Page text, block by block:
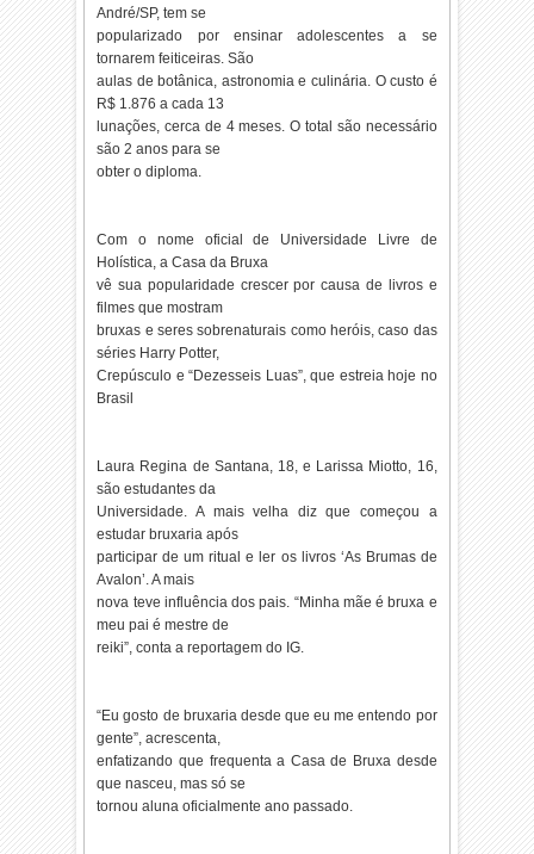
André/SP, tem se
popularizado por ensinar adolescentes a se
tornarem feiticeiras. São
aulas de botânica, astronomia e culinária. O custo é
R$ 1.876 a cada 13
lunações, cerca de 4 meses. O total são necessário
são 2 anos para se
obter o diploma.
Com o nome oficial de Universidade Livre de
Holística, a Casa da Bruxa
vê sua popularidade crescer por causa de livros e
filmes que mostram
bruxas e seres sobrenaturais como heróis, caso das
séries Harry Potter,
Crepúsculo e “Dezesseis Luas”, que estreia hoje no
Brasil
Laura Regina de Santana, 18, e Larissa Miotto, 16,
são estudantes da
Universidade. A mais velha diz que começou a
estudar bruxaria após
participar de um ritual e ler os livros ‘As Brumas de
Avalon’. A mais
nova teve influência dos pais. “Minha mãe é bruxa e
meu pai é mestre de
reiki”, conta a reportagem do IG.
“Eu gosto de bruxaria desde que eu me entendo por
gente”, acrescenta,
enfatizando que frequenta a Casa de Bruxa desde
que nasceu, mas só se
tornou aluna oficialmente ano passado.